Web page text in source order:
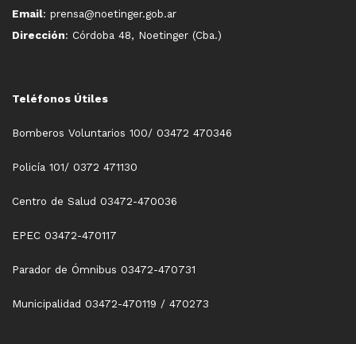
Email: prensa@noetinger.gob.ar
Dirección: Córdoba 48, Noetinger (Cba.)
Teléfonos Útiles
Bomberos Voluntarios 100/ 03472 470346
Policía 101/ 0372 471130
Centro de Salud 03472-470036
EPEC 03472-470117
Parador de Ómnibus 03472-470731
Municipalidad 03472-470119 / 470273